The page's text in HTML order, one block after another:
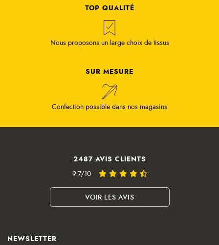
TOP QUALITÉ
Nous proposons un large choix de tissus
SUR MESURE
Confection possible dans nos magasins
2487 AVIS CLIENTS
9.7/10
VOIR LES AVIS
NEWSLETTER